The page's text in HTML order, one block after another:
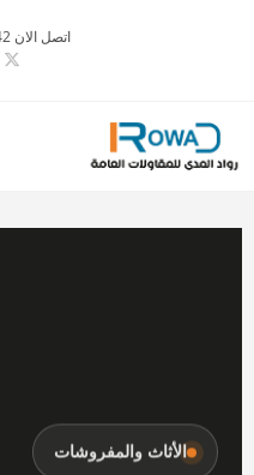
اتصل الان 0096655444142
الأثاث والمفروشات